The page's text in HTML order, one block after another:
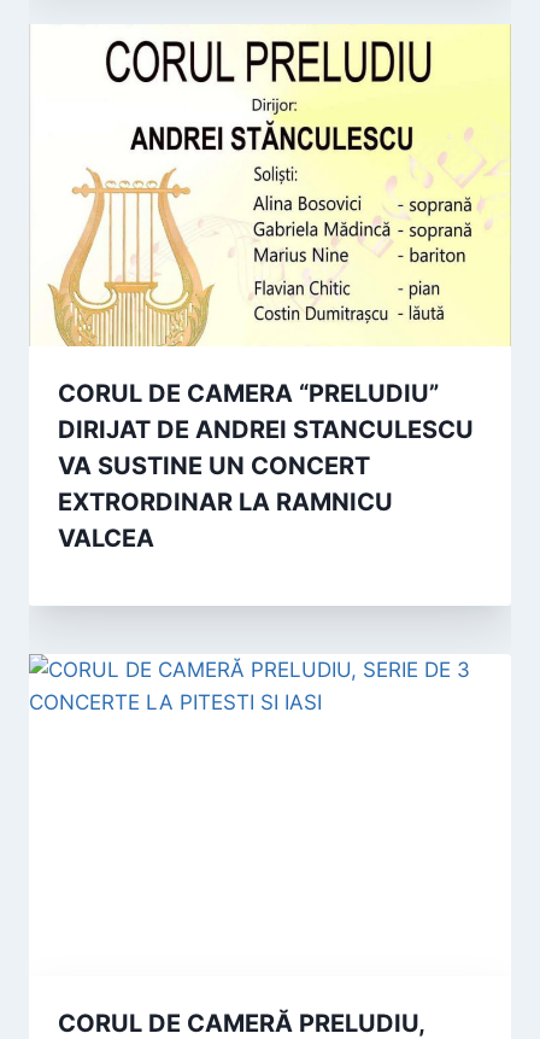
CORUL DE CAMERA “PRELUDIU”
DIRIJAT DE ANDREI STANCULESCU
VA SUSTINE UN CONCERT
EXTRORDINAR LA RAMNICU
VALCEA
CORUL DE CAMERĂ PRELUDIU,